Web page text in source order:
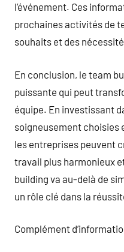
l’événement. Ces
prochaines activités de
souhaits et des
En conclusion, le team
puissante qui peut
équipe. En investissant
soigneusement choisies
les entreprises peuvent
travail plus harmonieux
building va au-delà de
un rôle clé dans la
Complément